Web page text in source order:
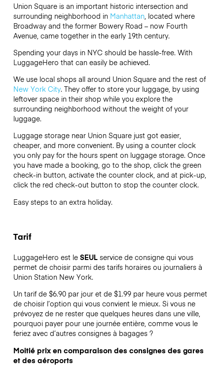
Union Square is an important historic intersection and
surrounding neighborhood in Manhattan, located where
Broadway and the former Bowery Road – now Fourth
Avenue, came together in the early 19th century.
Spending your days in NYC should be hassle-free. With
LuggageHero that can easily be achieved.
We use local shops all around Union Square and the rest of
New York City. They offer to store your luggage, by using
leftover space in their shop while you explore the
surrounding neighborhood without the weight of your
luggage.
Luggage storage near Union Square just got easier,
cheaper, and more convenient. By using a counter clock
you only pay for the hours spent on luggage storage. Once
you have made a booking, go to the shop, click the green
check-in button, activate the counter clock, and at pick-up,
click the red check-out button to stop the counter clock.
Easy steps to an extra holiday.
Tarif
LuggageHero est le SEULservice de consigne qui vous
permet de choisir parmi des tarifs horaires ou journaliers à
Union Station New York.
Un tarif de $6.90 par jour et de $1.99 par heure vous permet
de choisir l’option qui vous convient le mieux. Si vous ne
prévoyez de ne rester que quelques heures dans une ville,
pourquoi payer pour une journée entière, comme vous le
feriez avec d’autres consignes à bagages ?
Moitié prix en comparaison des consignes des gares
et des aéroports